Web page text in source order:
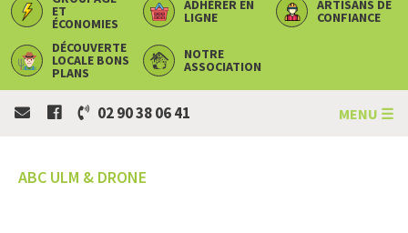
ET
ÉCONOMIES
ADHÉRER EN
LIGNE
ARTISANS DE
CONFIANCE
DÉCOUVERTE
LOCALE BONS
PLANS
NOTRE
ASSOCIATION
02 90 38 06 41 MENU ☰
ABC ULM & DRONE